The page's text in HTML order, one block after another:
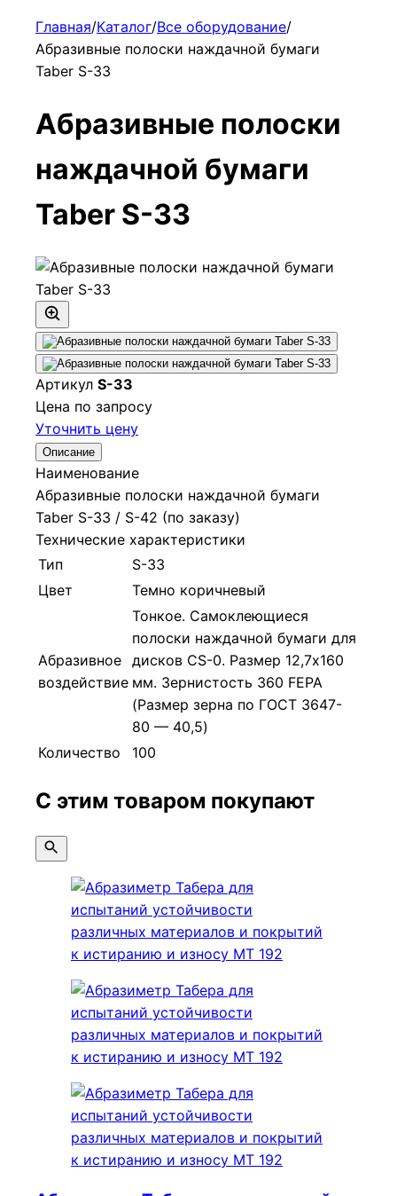
Главная/Каталог/Все оборудование/
Абразивные полоски наждачной бумаги
Taber S-33
Абразивные полоски
наждачной бумаги
Taber S-33
Артикул S-33
Цена по запросу
Уточнить цену
Описание
Наименование
Абразивные полоски наждачной бумаги
Taber S-33 / S-42 (по заказу)
Технические характеристики
Тип
S-33
Цвет
Темно коричневый
Абразивное
воздействие
Тонкое. Самоклеющиеся
полоски наждачной бумаги для
дисков CS-0. Размер 12,7х160
мм. Зернистость 360 FEPA
(Размер зерна по ГОСТ 3647-
80 — 40,5)
Количество
100
С этим товаром покупают